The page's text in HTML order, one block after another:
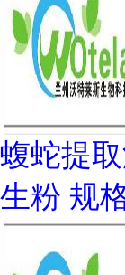
蝮蛇提
生粉 规